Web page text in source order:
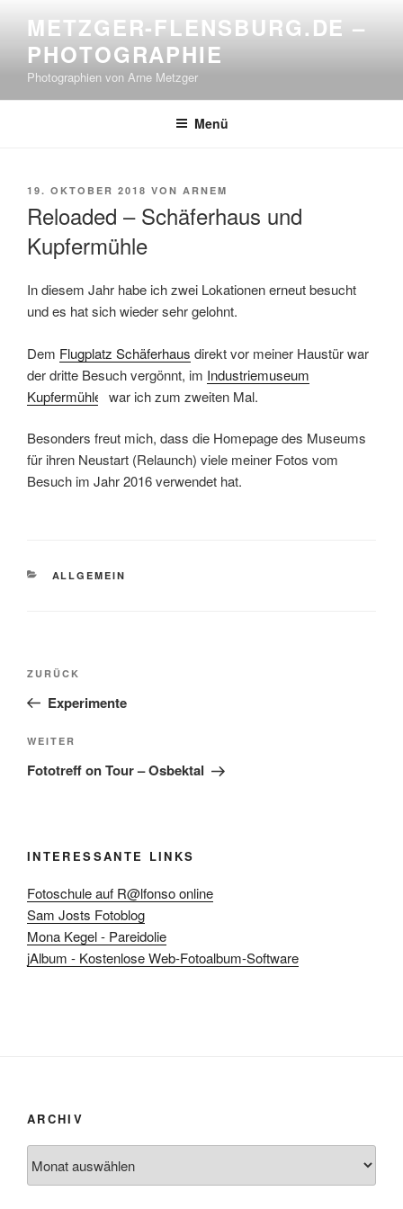
springen
METZGER-FLENSBURG.DE –
PHOTOGRAPHIE
Photographien von Arne Metzger
Menü
VERÖFFENTLICHT
19. OKTOBER 2018 VON ARNEM
Reloaded – Schäferhaus und
Kupfermühle
In diesem Jahr habe ich zwei Lokationen erneut besucht
und es hat sich wieder sehr gelohnt.
Dem Flugplatz Schäferhaus direkt vor meiner Haustür war
der dritte Besuch vergönnt, im Industriemuseum
Kupfermühle war ich zum zweiten Mal.
Besonders freut mich, dass die Homepage des Museums
für ihren Neustart (Relaunch) viele meiner Fotos vom
Besuch im Jahr 2016 verwendet hat.
KATEGORIEN
ALLGEMEIN
Beitragsnavigation
Vorheriger
Beitrag
ZURÜCK
Experimente
Nächster
Beitrag
WEITER
Fototreff on Tour – Osbektal
INTERESSANTE LINKS
Fotoschule auf R@lfonso online
Sam Josts Fotoblog
Mona Kegel - Pareidolie
jAlbum - Kostenlose Web-Fotoalbum-Software
ARCHIV